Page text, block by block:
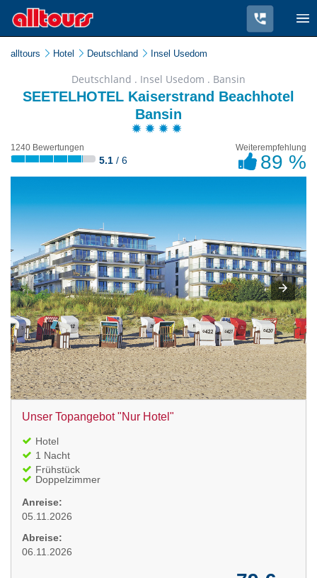
alltours Hotel Deutschland Insel Usedom
Deutschland . Insel Usedom . Bansin
SEETELHOTEL Kaiserstrand Beachhotel
Bansin
1240 Bewertungen
5.1 / 6
Weiterempfehlung
89 %
Unser Topangebot "Nur Hotel"
Hotel
1 Nacht
Frühstück
Doppelzimmer
Anreise:
05.11.2026
Abreise:
06.11.2026